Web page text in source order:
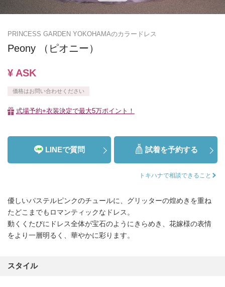
PRINCESS GARDEN YOKOHAMAのカラードレス
Peony （ピオニー）
¥ ASK
価格はお問い合わせください
式場予約+衣装決定で最大5万ポイント！
LINEで質問 試着を予約する
トキハナで相談できること
優しいパステルピンクのチュールに、グリッターの煌めきを重ね
たどこまでもロマンティックなドレス。
動くくたびにドレス全体が宝石のようにきらめき、花嫁様の表情
をより一層明るく、華やかに彩ります。
スタイル